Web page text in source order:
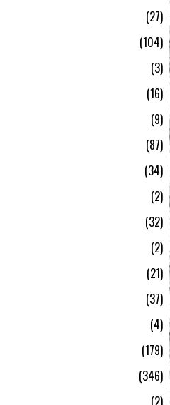
27
104
3
16
9
87
34
2
32
2
21
37
4
179
346
2